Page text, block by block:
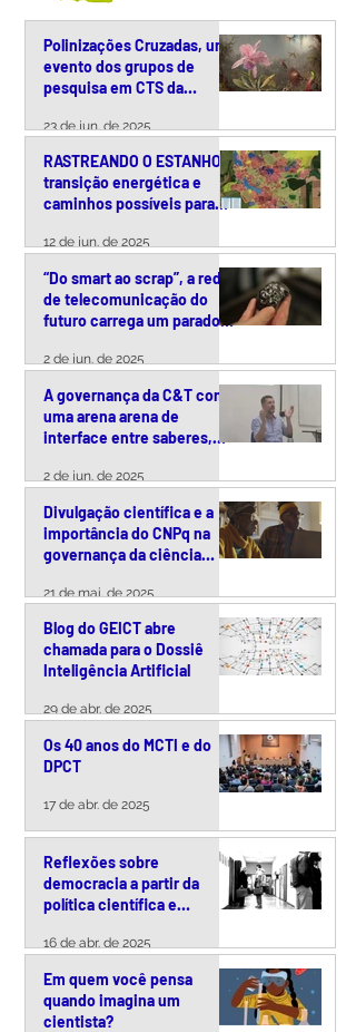
Polinizações Cruzadas, um
evento dos grupos de
pesquisa em CTS da
23 de jun. de 2025
RASTREANDO O ESTANHO:
transição energética e
caminhos possíveis para
responsável da cassiterita
12 de jun. de 2025
“Do smart ao scrap”, a rede
de telecomunicação do
futuro carrega um paradoxo
2 de jun. de 2025
A governança da C&T como
uma arena arena de
interface entre saberes,
públicas
2 de jun. de 2025
Divulgação científica e a
importância do CNPq na
governança da ciência
com Arquimedes Paiva
21 de mai. de 2025
Blog do GEICT abre
chamada para o Dossiê
Inteligência Artificial
29 de abr. de 2025
Os 40 anos do MCTI e do
DPCT
17 de abr. de 2025
Reflexões sobre
democracia a partir da
política científica e
16 de abr. de 2025
Em quem você pensa
quando imagina um
cientista?